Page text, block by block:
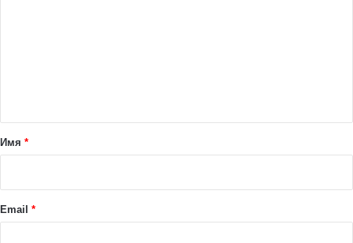
а
й
Имя *
Email *